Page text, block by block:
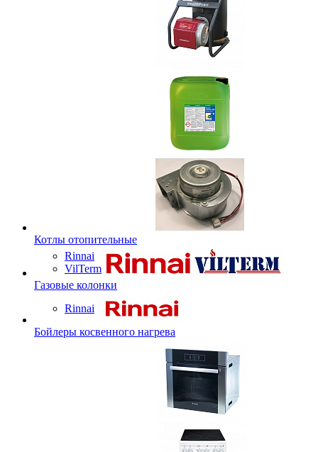
Котлы отопительные
Rinnai
VilTerm
Газовые колонки
Rinnai
Бойлеры косвенного нагрева